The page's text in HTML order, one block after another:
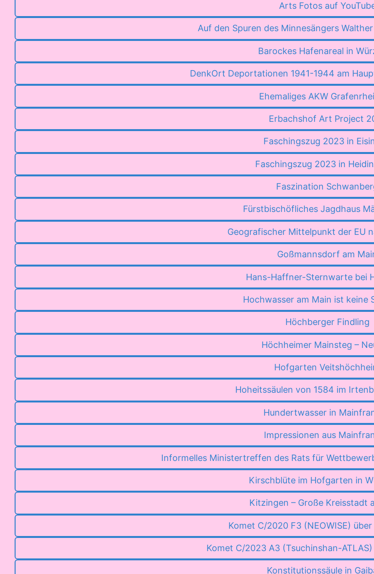
Arts Fotos auf
Auf den Spuren des Minnesängers
Barockes Hafenareal in
DenkOrt Deportationen 1941-1944 am
Ehemaliges AKW
Erbachshof Art Project
Faschingszug 2023 in
Faschingszug 2023 in
Faszination
Fürstbischöfliches Jagdhaus
Geografischer Mittelpunkt der EU
Goßmannsdorf am
Hans-Haffner-Sternwarte bei
Hochwasser am Main ist keine
Höchberger Findling
Höchheimer Mainsteg –
Hofgarten
Hoheitssäulen von 1584 im
Hundertwasser in
Impressionen aus
Informelles Ministertreffen des Rats für
Kirschblüte im Hofgarten in
Kitzingen – Große Kreisstadt
Komet C/2020 F3 (NEOWISE)
Komet C/2023 A3 (Tsuchinshan-
Konstitutionssäule in